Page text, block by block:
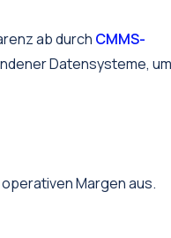
ab durch CMMS-
Datensysteme,
Margen aus.